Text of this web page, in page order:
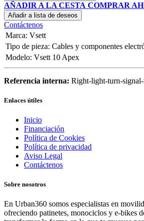
AÑADIR A LA CESTA COMPRAR
Añadir a lista de deseos
Contáctenos
Marca: Vsett
Tipo de pieza: Cables y componentes
Modelo: Vsett 10 Apex
Referencia interna: Right-light-turn-
Enlaces útiles
Inicio
Financiación
Política de Cookies
Política de privacidad
Aviso Legal
Contáctenos
Sobre nosotros
En Urban360 somos especialistas en
ofreciendo patinetes, monociclos y e-bikes